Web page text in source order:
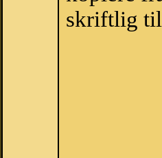
skriftlig